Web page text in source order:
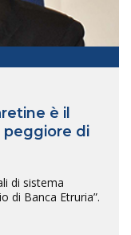
è il
peggiore di
di sistema
di Banca Etruria”.